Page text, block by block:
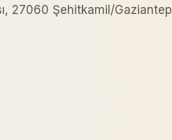
27060 Şehitkamil/Gaziantep